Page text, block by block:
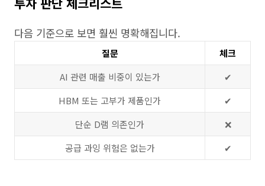
다음 기준으로 보면 훨씬 명확해집니다.
질문
체크
AI 관련 매출 비중이 있는가
✔
HBM 또는 고부가 제품인가
✔
단순 D램 의존인가
❌
공급 과잉 위험은 없는가
✔